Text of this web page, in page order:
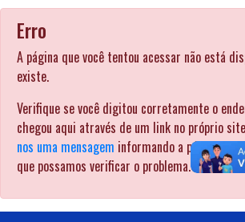
Erro
A página que você tentou acessar não está
existe.
Verifique se você digitou corretamente o
chegou aqui através de um link no próprio
nos uma mensagem informando a página
que possamos verificar o problema. .